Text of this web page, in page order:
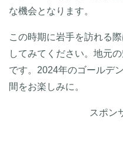
な機会となります。
この時期に岩手を訪れる
してみてください。地元
です。2024年のゴールデ
間をお楽しみに。
スポン